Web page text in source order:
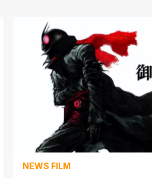
NEWS FILM